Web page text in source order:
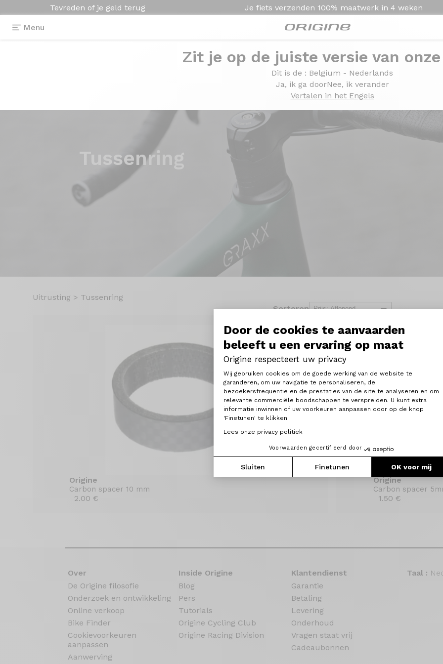
Door de cookies te aanvaarden
beleeft u een ervaring op maat
Origine respecteert uw privacy
Toestemmingsbeheerplatform:
Wij gebruiken cookies om de goede werking van de website te
garanderen, om uw navigatie te personaliseren, de
bezoekersfrequentie en de prestaties van de site te analyseren en om
relevante commerciële boodschappen te verspreiden. U kunt extra
informatie inwinnen of uw voorkeuren aanpassen door op de knop
'Finetunen' te klikken.
Lees onze privacy politiek
Voorwaarden gecertifieerd door
Sluiten Finetunen OK voor mij
Axeptio consent
Tevreden of je geld terug Je fiets verzenden 100% maatwerk in 4 weken
Menu
Zit je op de juiste versie van
Dit is de : Belgium - Nederlands
Ja, ik ga doorNee, ik verander
Vertalen in het Engels
Tussenring
Uitrusting > Tussenring
Sorteren
Origine
Carbon spacer 10 mm
2.00 €
Origine
Carbon spacer
1.50 €
Over
De Origine filosofie
Onderzoek en ontwikkeling
Online verkoop
Bike Finder
Cookievoorkeuren
aanpassen
Aanwerving
Inside Origine
Blog
Pers
Tutorials
Origine Cycling Club
Origine Racing Division
Klantendienst
Garantie
Betaling
Levering
Onderhoud
Vragen staat vrij
Cadeaubonnen
Taal :